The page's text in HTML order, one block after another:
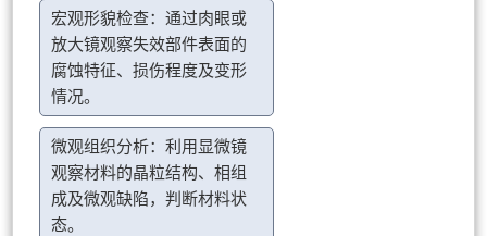
宏观形貌检查：通过肉眼或
放大镜观察失效部件表面的
腐蚀特征、损伤程度及变形
情况。
微观组织分析：利用显微镜
观察材料的晶粒结构、相组
成及微观缺陷，判断材料状
态。